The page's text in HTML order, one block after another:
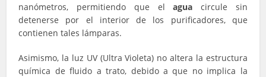
nanómetros, permitiendo que elaguacircule sin
detenerse por el interior de los purificadores, que
contienen tales lámparas.
Asimismo, la luz UV (Ultra Violeta) no altera la estructura
química de fluido a trato, debido a que no implica la